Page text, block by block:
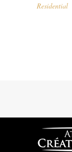
Residential